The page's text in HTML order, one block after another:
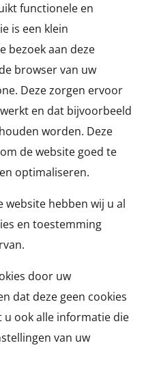
functionele en
is een klein
bezoek aan deze
browser van uw
Deze zorgen ervoor
en dat bijvoorbeeld
worden. Deze
de website goed te
optimaliseren.
website hebben wij u al
en toestemming
door uw
dat deze geen cookies
u ook alle informatie die
van uw